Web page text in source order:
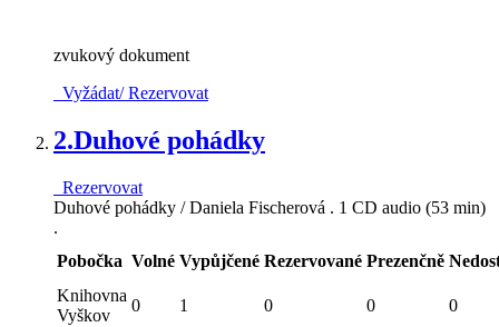
zvukový dokument
Vyžádat/ Rezervovat
2.Duhové pohádky
Rezervovat
Duhové pohádky / Daniela Fischerová . 1 CD audio (53 min)
.
Pobočka Volné Vypůjčené Rezervované Prezenčně
Knihovna
Vyškov
0 1 0 0
0